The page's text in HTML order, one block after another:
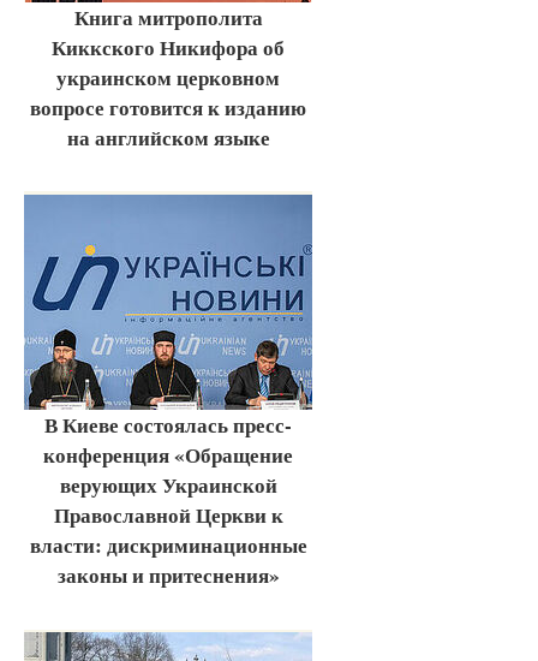
Книга митрополита
Киккского Никифора об
украинском церковном
вопросе готовится к изданию
на английском языке
В Киеве состоялась пресс-
конференция «Обращение
верующих Украинской
Православной Церкви к
власти: дискриминационные
законы и притеснения»